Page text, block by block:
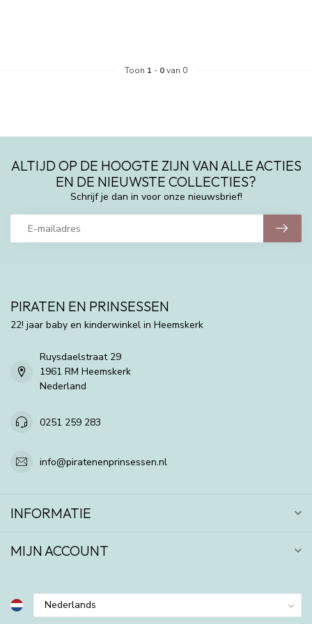
Toon 1 - 0van 0
ALTIJD OP DE HOOGTE ZIJN VAN ALLE ACTIES
EN DE NIEUWSTE COLLECTIES?
Schrijf je dan in voor onze nieuwsbrief!
PIRATEN EN PRINSESSEN
22! jaar baby en kinderwinkel in Heemskerk
Ruysdaelstraat 29
1961 RM Heemskerk
Nederland
0251 259 283
info@piratenenprinsessen.nl
INFORMATIE
MIJN ACCOUNT